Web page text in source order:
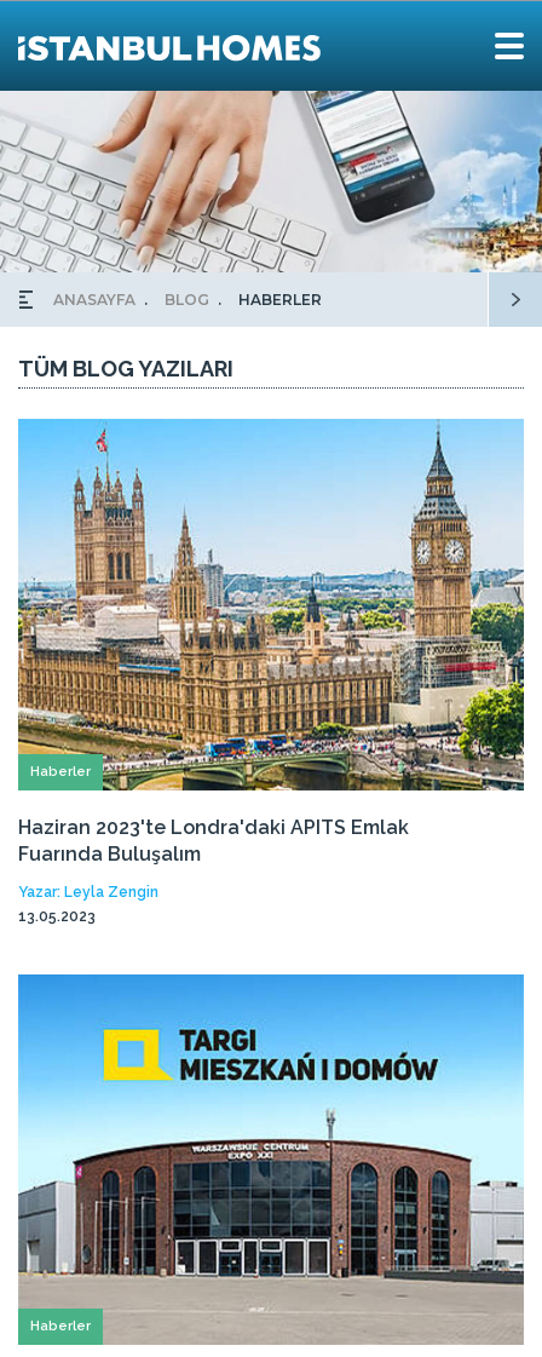
ANASAYFA BLOG HABERLER
TÜM BLOG YAZILARI
Haberler
Haziran 2023'te Londra'daki APITS Emlak
Fuarında Buluşalım
Yazar: Leyla Zengin
13.05.2023
Haberler